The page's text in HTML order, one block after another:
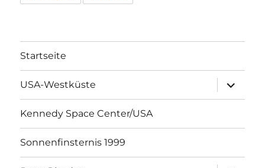
Startseite
USA-Westküste
öffnen
Kennedy Space Center/USA
Sonnenfinsternis 1999